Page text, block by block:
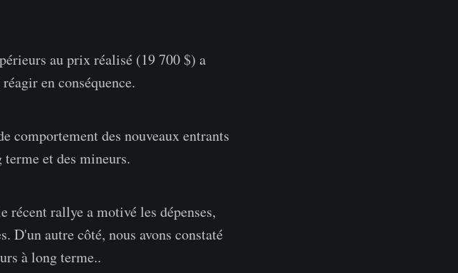
au prix réalisé (19 700 $) a
en conséquence.
comportement des nouveaux entrants
et des mineurs.
récent rallye a motivé les dépenses,
D'un autre côté, nous avons constaté
à long terme..